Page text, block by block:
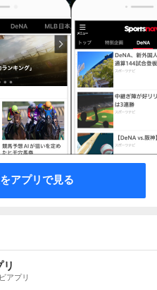
アプリで見る
アプリ